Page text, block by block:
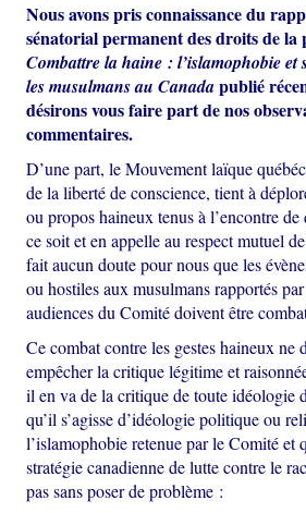
Nous avons pris connaissance du
sénatorial permanent des droits de la
Combattre la haine : l’islamophobie et
les musulmans au Canadapublié
désirons vous faire part de nos
commentaires.
D’une part, le Mouvement laïque
de la liberté de conscience, tient à
ou propos haineux tenus à l’encontre
ce soit et en appelle au respect mutuel
fait aucun doute pour nous que les
ou hostiles aux musulmans rapportés
audiences du Comité doivent être
Ce combat contre les gestes haineux ne
empêcher la critique légitime et
il en va de la critique de toute idéologie
qu’il s’agisse d’idéologie politique ou
l’islamophobie retenue par le Comité et
stratégie canadienne de lutte contre le
pas sans poser de problème :